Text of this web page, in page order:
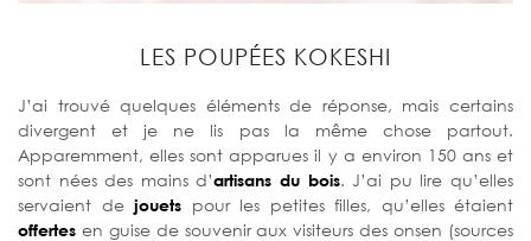
LES POUPÉES KOKESHI
J’ai trouvé quelques éléments de réponse, mais certains
divergent et je ne lis pas la même chose partout.
Apparemment, elles sont apparues il y a environ 150 ans et
sont nées des mains d’artisans du bois. J’ai pu lire qu’elles
servaient de jouets pour les petites filles, qu’elles étaient
offertes en guise de souvenir aux visiteurs des onsen (sources